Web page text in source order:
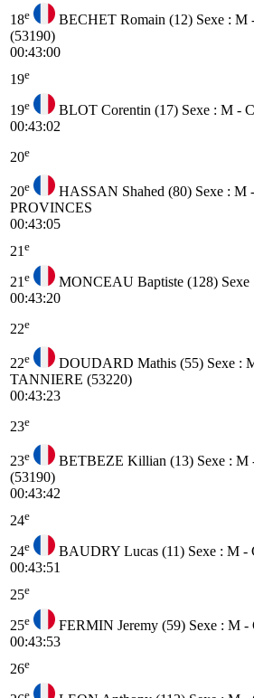
18e BECHET Romain (12) Sexe : M
(53190)
00:43:00
19e
19e BLOT Corentin (17) Sexe : M -
00:43:02
20e
20e HASSAN Shahed (80) Sexe : M
PROVINCES
00:43:05
21 e
21 e MONCEAU Baptiste (128)
00:43:20
22e
22e DOUDARD Mathis (55) Sexe :
TANNIERE (53220)
00:43:23
23e
23e BETBEZE Killian (13) Sexe : M
(53190)
00:43:42
24e
24e BAUDRY Lucas (11) Sexe : M -
00:43:51
25e
25e FERMIN Jeremy (59) Sexe : M -
00:43:53
26e
e